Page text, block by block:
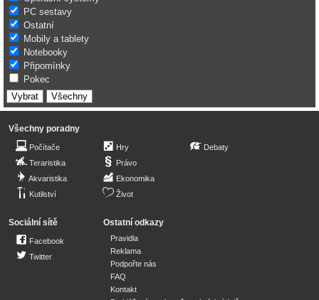
PC sestavy
Ostatní
Mobily a tablety
Notebooky
Připomínky
Pokec
Všechny poradny
Počítače
Teraristika
Akvaristika
Kutilství
Hry
Právo
Ekonomika
Život
Debaty
Sociální sítě
Facebook
Twitter
Ostatní odkazy
Pravidla
Reklama
Podpořte nás
FAQ
Kontakt